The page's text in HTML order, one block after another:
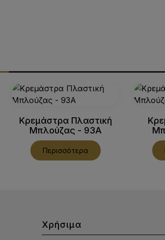
Κρεμάστρα Πλαστική
Μπλούζας - 93A
Περισσότερα
Χρήσιμα